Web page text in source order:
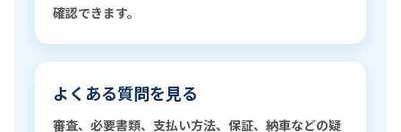
確認できます。
よくある質問を見る
審査、必要書類、支払い方法、保証、納車などの疑